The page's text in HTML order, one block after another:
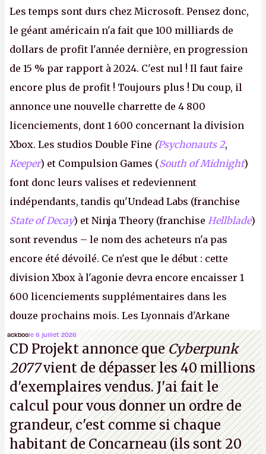
Les temps sont durs chez Microsoft. Pensez donc,
le géant américain n'a fait que 100 milliards de
dollars de profit l'année dernière, en progression
de 15 % par rapport à 2024. C'est nul ! Il faut faire
encore plus de profit ! Toujours plus ! Du coup, il
annonce une nouvelle charrette de 4 800
licenciements, dont 1 600 concernant la division
Xbox. Les studios Double Fine (Psychonauts 2,
Keeper) et Compulsion Games (South of Midnight)
font donc leurs valises et redeviennent
indépendants, tandis qu'Undead Labs (franchise
State of Decay) et Ninja Theory (franchise Hellblade)
sont revendus – le nom des acheteurs n'a pas
encore été dévoilé. Ce n'est que le début : cette
division Xbox à l'agonie devra encore encaisser 1
600 licenciements supplémentaires dans les
douze prochains mois. Les Lyonnais d'Arkane
(Dishonored, Deathloop) pourraient faire partie des
prochaines victimes, puisque Microsoft a confirmé
vouloir se séparer du studio.A.
ackboole 6 juillet 2026
CD Projekt annonce queCyberpunk
2077vient de dépasser les 40 millions
d'exemplaires vendus. J'ai fait le
calcul pour vous donner un ordre de
grandeur, c'est comme si chaque
habitant de Concarneau (ils sont 20